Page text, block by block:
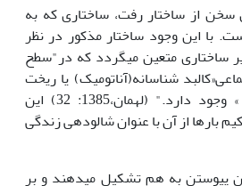
از ساختار رفت، ساختاری که به
با این وجود ساختار مذکور در نظر
ساختاری متعین میگردد که در"سطح
شناسانه(آناتومیک) یا ریخت
شناسانه (مورفولوژیک) » وجود دارد." (له­مان،1385: 32) این
بارها از آن با عنوان شالوده­ی زندگی
پیوستن به هم تشکیل می­دهند و بر